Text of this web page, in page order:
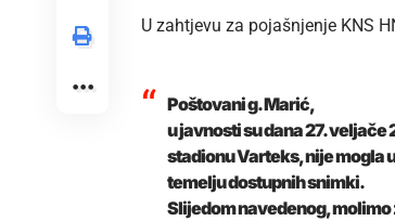
U zahtjevu za pojašnjenje KNS
Poštovani g. Marić,
u javnosti su dana 27. veljače
stadionu Varteks, nije mogla
temelju dostupnih snimki.
Slijedom navedenog,